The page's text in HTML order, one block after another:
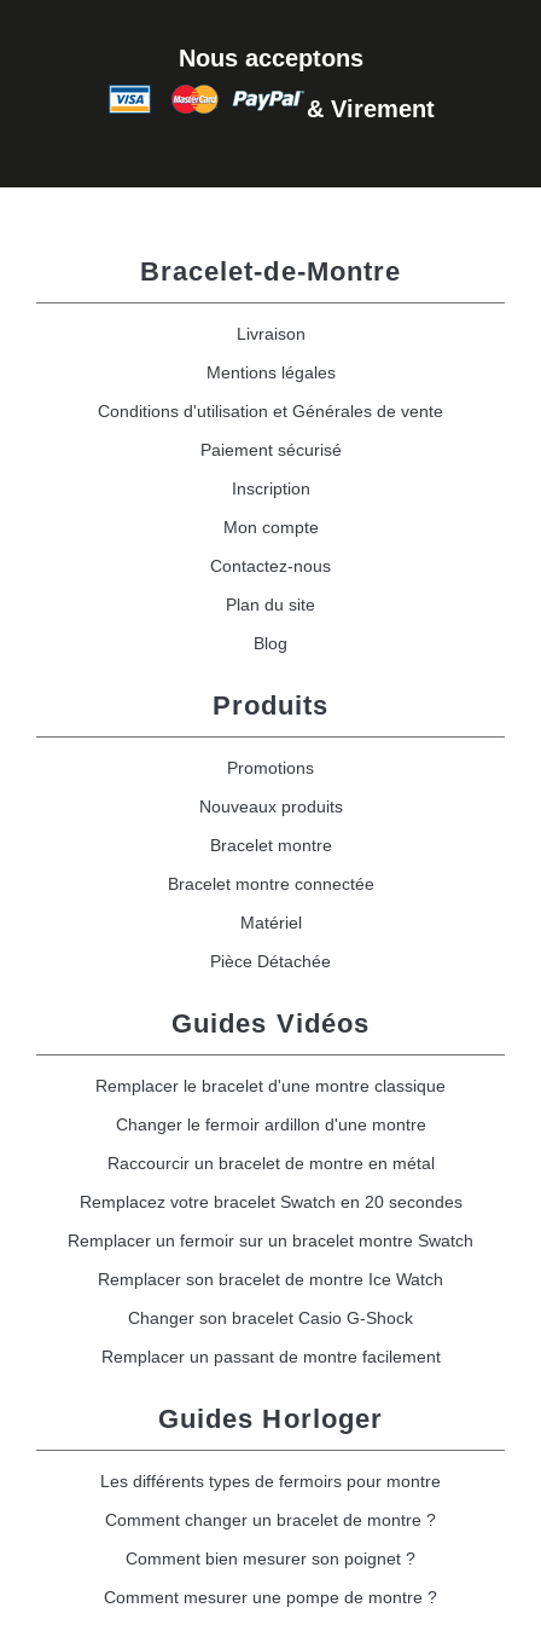
Nous acceptons
& Virement
Bracelet-de-Montre
Livraison
Mentions légales
Conditions d'utilisation et Générales de vente
Paiement sécurisé
Inscription
Mon compte
Contactez-nous
Plan du site
Blog
Produits
Promotions
Nouveaux produits
Bracelet montre
Bracelet montre connectée
Matériel
Pièce Détachée
Guides Vidéos
Remplacer le bracelet d'une montre classique
Changer le fermoir ardillon d'une montre
Raccourcir un bracelet de montre en métal
Remplacez votre bracelet Swatch en 20 secondes
Remplacer un fermoir sur un bracelet montre Swatch
Remplacer son bracelet de montre Ice Watch
Changer son bracelet Casio G-Shock
Remplacer un passant de montre facilement
Guides Horloger
Les différents types de fermoirs pour montre
Comment changer un bracelet de montre ?
Comment bien mesurer son poignet ?
Comment mesurer une pompe de montre ?